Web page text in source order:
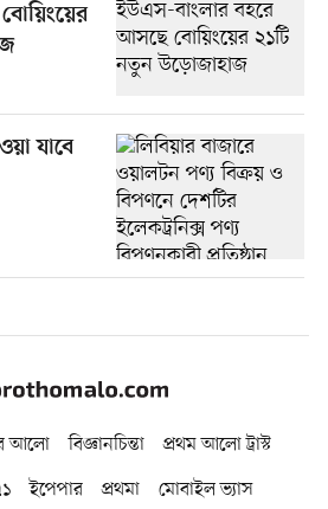
যাবে
আলো বিজ্ঞানচিন্তা
প্রথম আলো ট্রাস্ট
ইপেপার প্রথমা মোবাইল ভ্যাস